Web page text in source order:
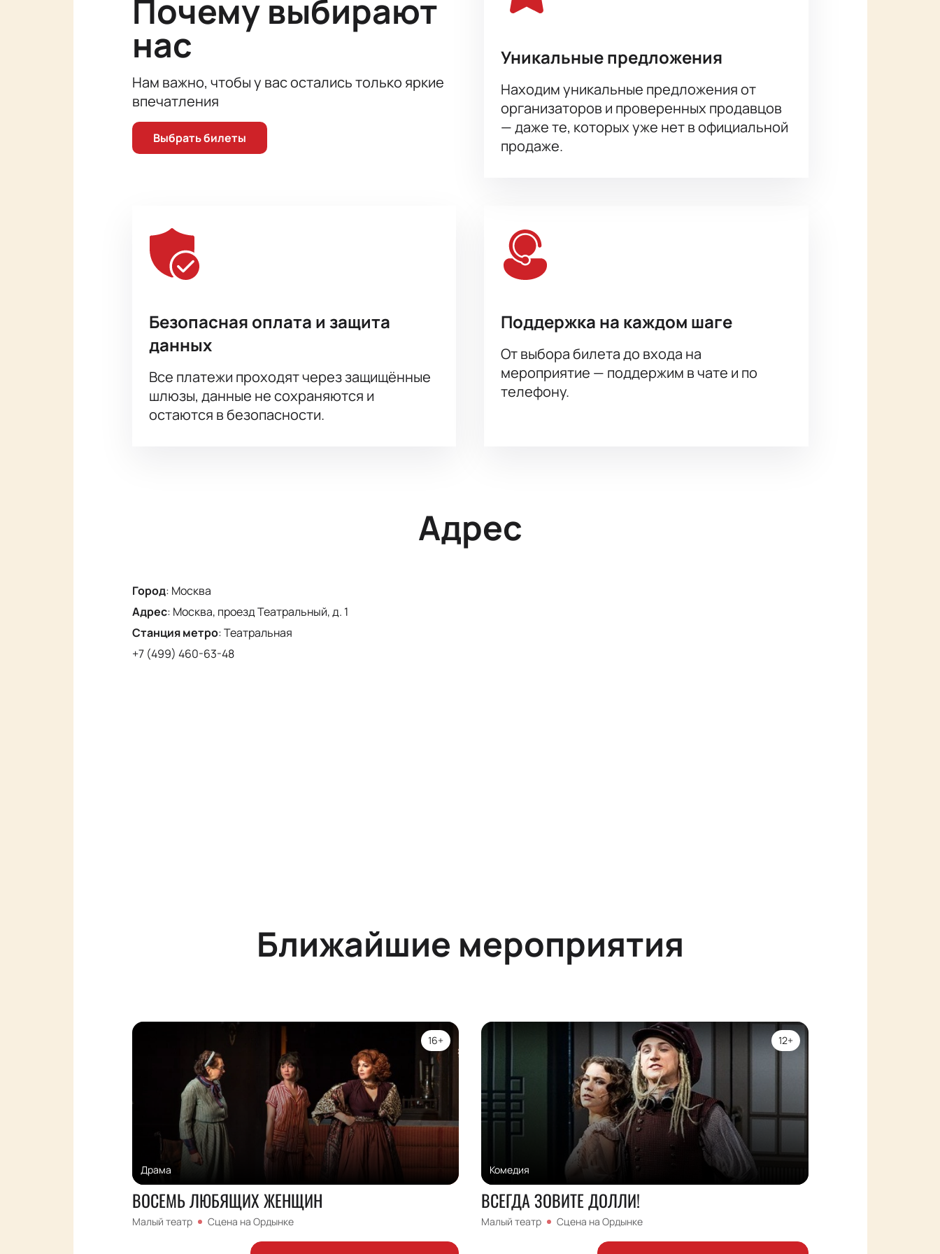
Актёрский состав: Виктор Низовой, Татьяна Скиба, Наталья Верещенко, Сергей Потапов, Михаил Фоменко, Харитонова Елена,
Ольга Пашкова, Антон Хомятов, Александр Вершинин, Татьяна Лебедева, Василий Зотов, Вячеслав Езепов, Елена Харитонова
Почему выбирают
нас
Нам важно, чтобы у вас остались только яркие
впечатления
Выбрать билеты
Уникальные предложения
Находим уникальные предложения от
организаторов и проверенных продавцов
— даже те, которых уже нет в официальной
продаже.
Безопасная оплата и защита
данных
Все платежи проходят через защищённые
шлюзы, данные не сохраняются и
остаются в безопасности.
Поддержка на каждом шаге
От выбора билета до входа на
мероприятие — поддержим в чате и по
телефону.
Адрес
Город: Москва
Адрес: Москва, проезд Театральный, д. 1
Станция метро:Театральная
+7 (499) 460-63-48
Ближайшие мероприятия
Драма
16+
ВОСЕМЬ ЛЮБЯЩИХ ЖЕНЩИН
Малый театр Сцена на Ордынке
Комедия
12+
ВСЕГДА ЗОВИТЕ ДОЛЛИ!
Малый театр Сцена на Ордынке